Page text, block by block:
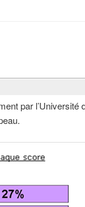
par l’Université